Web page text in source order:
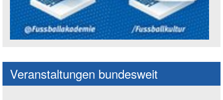
Veranstaltungen bundesweit